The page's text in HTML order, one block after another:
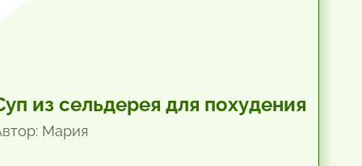
из сельдерея для похудения
Мария